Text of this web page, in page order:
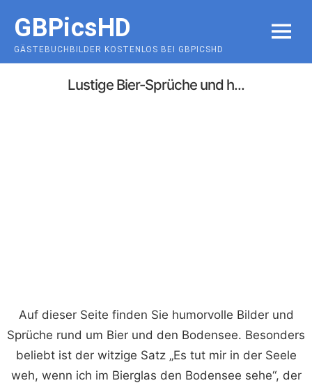
content
GBPicsHD
GÄSTEBUCHBILDER KOSTENLOS BEI GBPICSHD
MENU
Lustige Bier-Sprüche und h...
Auf dieser Seite finden Sie humorvolle Bilder und
Sprüche rund um Bier und den Bodensee. Besonders
beliebt ist der witzige Satz „Es tut mir in der Seele
weh, wenn ich im Bierglas den Bodensee sehe“, der